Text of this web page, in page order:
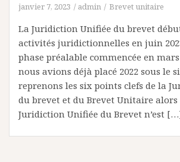
janvier 7, 2023 admin Brevet unitaire
La Juridiction Unifiée du brevet
activités juridictionnelles en juin
phase préalable commencée en
nous avions déjà placé 2022 sous le
reprenons les six points clefs de la
du brevet et du Brevet Unitaire
Juridiction Unifiée du Brevet n’est